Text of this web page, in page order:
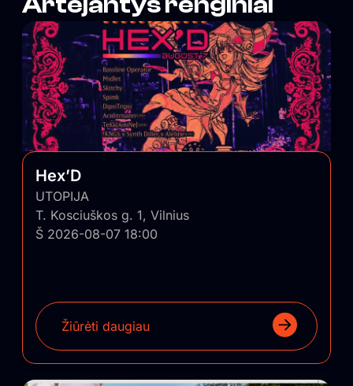
Hex’D
UTOPIJA
T. Kosciuškos g. 1, Vilnius
Š 2026-08-07 18:00
Žiūrėti daugiau